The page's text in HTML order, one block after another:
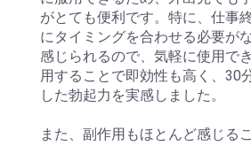
がとても便利です。特に、仕事
にタイミングを合わせる必要が
感じられるので、気軽に使用で
用することで即効性も高く、30
した勃起力を実感しました。
また、副作用もほとんど感じる